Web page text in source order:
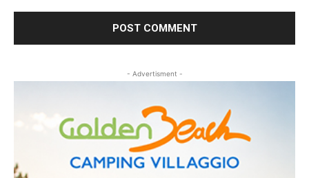
- Advertisment -